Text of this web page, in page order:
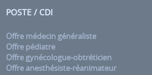
POSTE / CDI
Offre médecin généraliste
Offre pédiatre
Offre gynécologue-obtréticien
Offre anesthésiste-réanimateur